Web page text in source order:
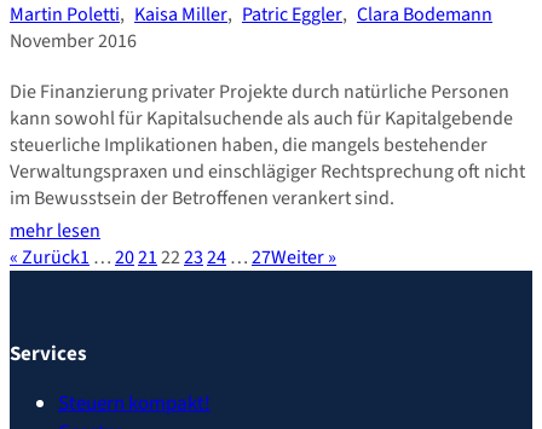
Martin Poletti, Kaisa Miller, Patric Eggler, Clara Bodemann
November 2016
Die Finanzierung privater Projekte durch natürliche Personen
kann sowohl für Kapitalsuchende als auch für Kapitalgebende
steuerliche Implikationen haben, die mangels bestehender
Verwaltungspraxen und einschlägiger Rechtsprechung oft nicht
im Bewusstsein der Betroffenen verankert sind.
mehr lesen
« Zurück1 …2021222324…27Weiter »
Services
Steuern kompakt!